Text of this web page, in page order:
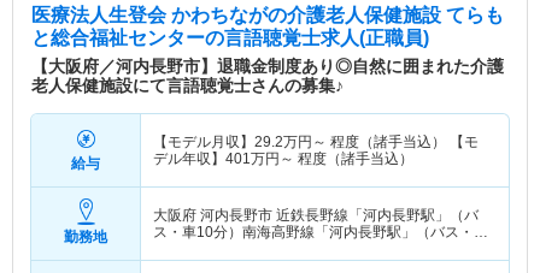
医療法人生登会 かわちながの介護老人保健施設 てらも
と総合福祉センターの言語聴覚士求人(正職員)
【大阪府／河内長野市】退職金制度あり◎自然に囲まれた介護
老人保健施設にて言語聴覚士さんの募集♪
給与
【モデル月収】 29.2万円～ 程度（諸手当込） 【モ
デル年収】 401万円～ 程度（諸手当込）
勤務地
大阪府 河内長野市 近鉄長野線「河内長野駅」（バ
ス・車10分）南海高野線「河内長野駅」（バス・車